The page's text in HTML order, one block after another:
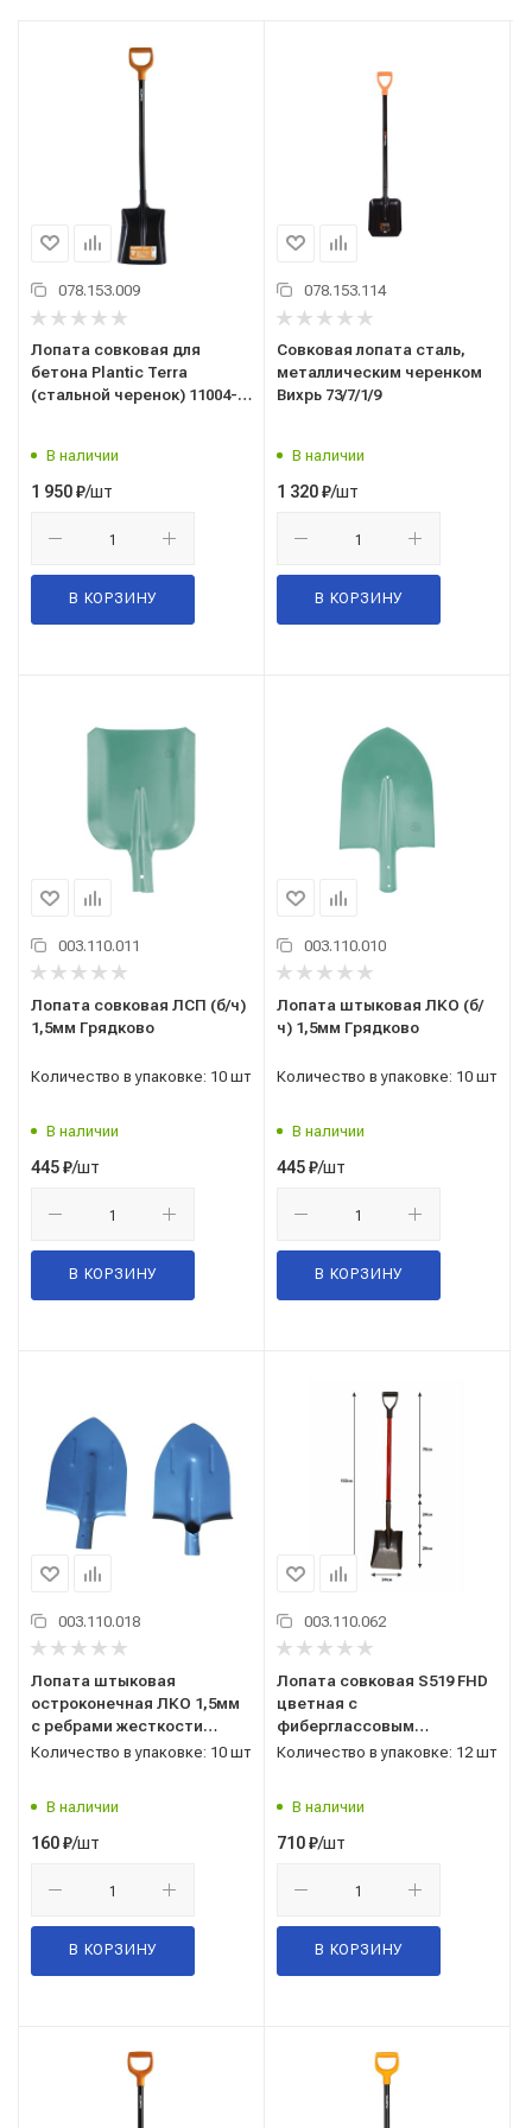
078.153.009
Лопата совковая для
бетона Plantic Terra
(стальной черенок) 11004-
В наличии
1 950₽/шт
В КОРЗИНУ
078.153.114
Совковая лопата сталь,
металлическим черенком
Вихрь 73/7/1/9
В наличии
1 320₽/шт
В КОРЗИНУ
003.110.011
Лопата совковая ЛСП (б/ч)
1,5мм Грядково
Количество в упаковке: 10 шт
В наличии
445₽/шт
В КОРЗИНУ
003.110.010
Лопата штыковая ЛКО (б/
ч) 1,5мм Грядково
Количество в упаковке: 10 шт
В наличии
445₽/шт
В КОРЗИНУ
003.110.018
Лопата штыковая
остроконечная ЛКО 1,5мм
с ребрами жесткости
порошковой окраски г.
Количество в упаковке: 10 шт
В наличии
160₽/шт
В КОРЗИНУ
003.110.062
Лопата совковая S519 FHD
цветная с
фиберглассовым
(стеклопластик) черенком
Количество в упаковке: 12 шт
В наличии
710₽/шт
В КОРЗИНУ